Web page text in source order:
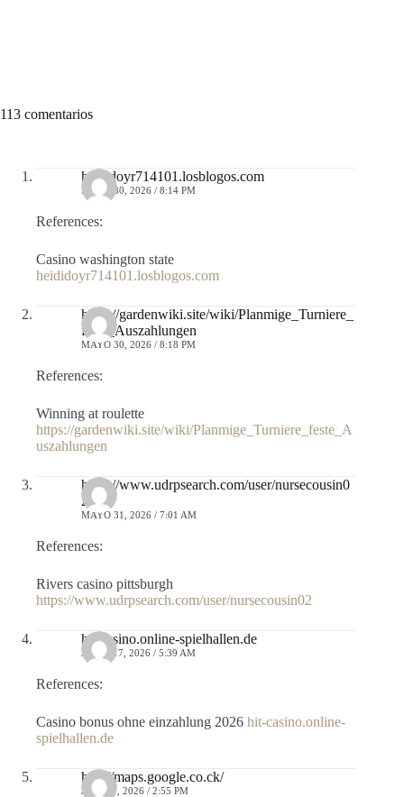
113 comentarios
heididoyr714101.losblogos.com
MAYO 30, 2026 / 8:14 PM
References:
Casino washington state
heididoyr714101.losblogos.com
https://gardenwiki.site/wiki/Planmige_Turniere_
feste_Auszahlungen
MAYO 30, 2026 / 8:18 PM
References:
Winning at roulette
https://gardenwiki.site/wiki/Planmige_Turniere_feste_A
uszahlungen
https://www.udrpsearch.com/user/nursecousin0
2
MAYO 31, 2026 / 7:01 AM
References:
Rivers casino pittsburgh
https://www.udrpsearch.com/user/nursecousin02
hit-casino.online-spielhallen.de
JUNIO 17, 2026 / 5:39 AM
References:
Casino bonus ohne einzahlung 2026 hit-casino.online-
spielhallen.de
http://maps.google.co.ck/
JULIO 7, 2026 / 2:55 PM